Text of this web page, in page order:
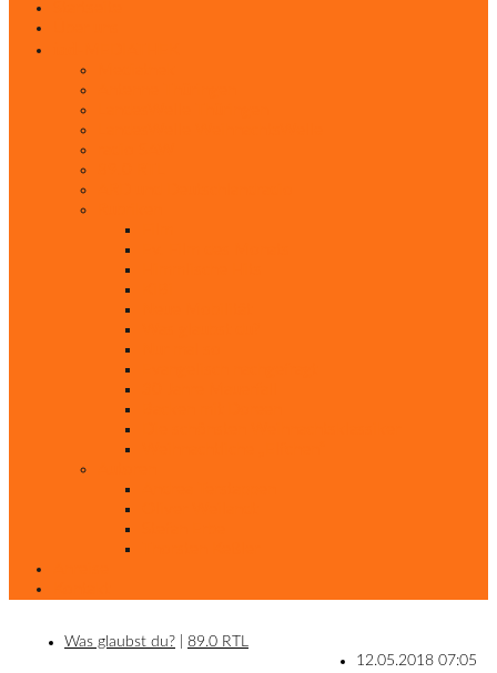
Was glaubst du?
89.0 RTL
12.05.2018 07:05